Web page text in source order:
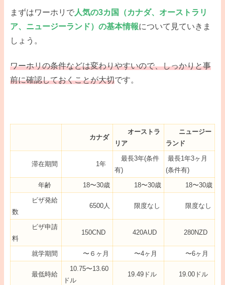
まずはワーホリで人気の3カ国（カナダ、オーストラリ
ア、ニュージーランド）の基本情報について見ていきま
しょう。
ワーホリの条件などは変わりやすいので、しっかりと事
前に確認しておくことが大切です。
カナダ
オーストラ
リア
ニュージー
ランド
滞在期間 1年
最長3年(条件
有)
最長1年3ヶ月
(条件有)
年齢
18〜30歳 18〜30歳
18〜30歳
ビザ発給
数
6500人 限度なし 限度なし
ビザ申請
料
150CND 420AUD 280NZD
就学期間 〜６ヶ月 〜4ヶ月 〜6ヶ月
最低時給
10.75〜13.60
ドル
19.49ドル 19.00ドル